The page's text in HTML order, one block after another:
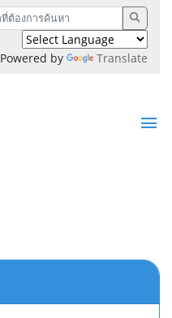
Powered by Translate